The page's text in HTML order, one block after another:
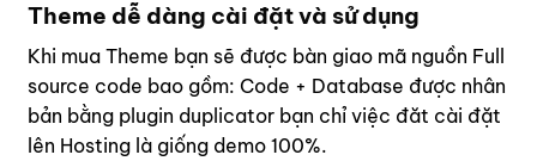
Theme dễ dàng cài đặt và sử dụng
Khi mua Theme bạn sẽ được bàn giao mã nguồn Full
source code bao gồm: Code + Database được nhân
bản bằng plugin duplicator bạn chỉ việc đăt cài đặt
lên Hosting là giống demo 100%.